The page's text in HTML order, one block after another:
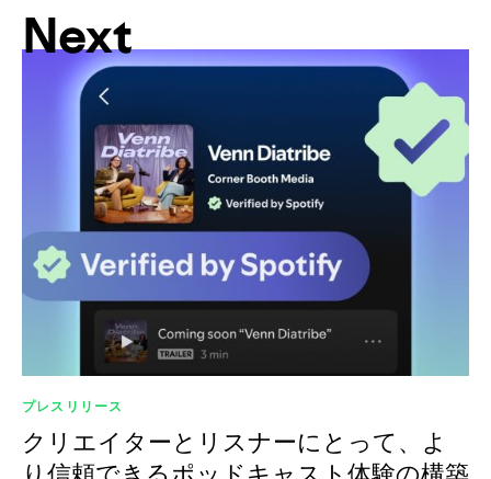
Next
プレスリリース
クリエイターとリスナーにとって、よ